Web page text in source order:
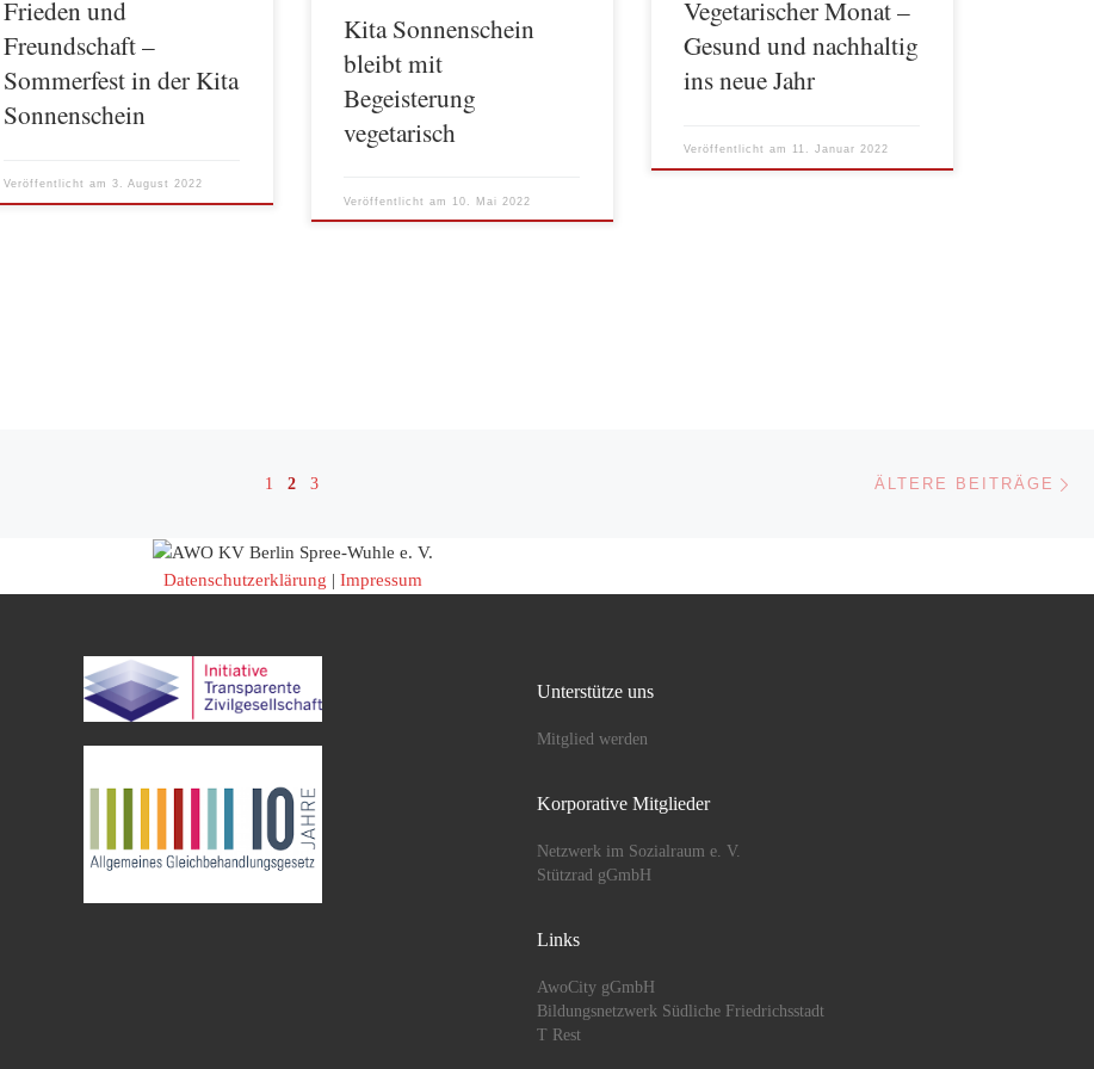
Fest von allen Mitarbeiter*innen mit
Frieden und
Freundschaft –
Sommerfest in der Kita
Sonnenschein
Veröffentlicht am3. August 2022
Kita Sonnenschein
bleibt mit
Begeisterung
vegetarisch
Veröffentlicht am 10. Mai 2022
Tomaten-Paprikagemüse, veg.
Seitankebap mit Reis und Zaziki oder
auch […]
Vegetarischer Monat –
Gesund und nachhaltig
ins neue Jahr
Veröffentlicht am 11. Januar 2022
1 2 3 ÄLTERE BEITRÄGE
Datenschutzerklärung | Impressum
Unterstütze uns
Mitglied werden
Korporative Mitglieder
Netzwerk im Sozialraum e. V.
Stützrad gGmbH
Links
AwoCity gGmbH
Bildungsnetzwerk Südliche Friedrichsstadt
T Rest